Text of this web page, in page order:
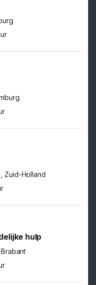
Zuid-Holland
hulp